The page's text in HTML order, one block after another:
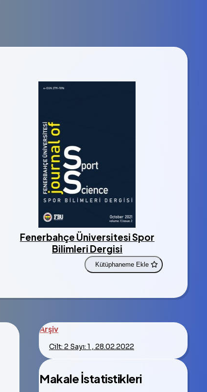
Fenerbahçe Üniversitesi Spor
Bilimleri Dergisi
Kütüphaneme Ekle
Arşiv
Cilt: 2 Sayı: 1 , 28.02.2022
Makale İstatistikleri